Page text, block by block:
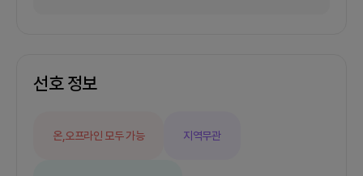
선호 정보
온,오프라인 모두 가능 지역무관